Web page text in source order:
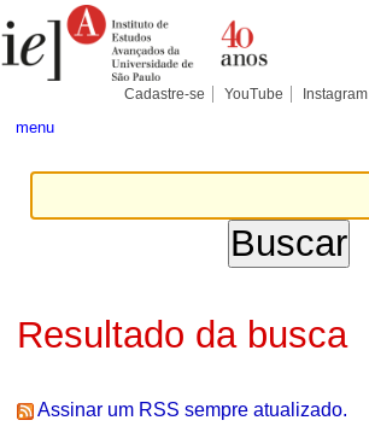
para
conteúdo.
Pessoais
Cadastre-se YouTube Instagram
menu
Resultado da busca
Assinar um RSS sempre atualizado.